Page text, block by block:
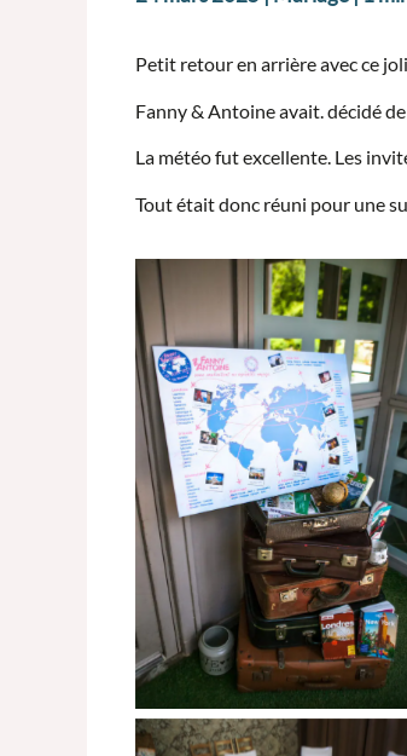
Petit retour en arrière avec ce
Fanny & Antoine avait. décidé
La météo fut excellente. Les
Tout était donc réuni pour une